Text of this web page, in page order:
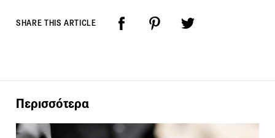
SHARE THIS ARTICLE
Περισσότερα